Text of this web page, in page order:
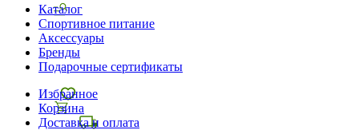
Каталог
Спортивное питание
Аксессуары
Бренды
Подарочные сертификаты
Избранное
Корзина
Доставка и оплата